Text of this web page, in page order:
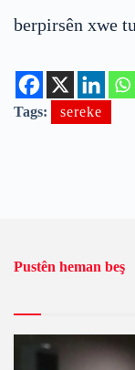
berpirsên xwe
Tags: sereke
Pustên heman beş